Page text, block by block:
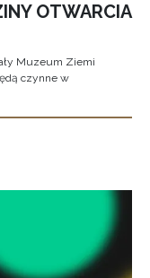
OTWARCIA
Muzeum Ziemi
czynne w